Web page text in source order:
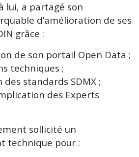
lui, a partagé son
d’amélioration de ses
grâce :
de son portail Open Data ;
techniques ;
des standards SDMX ;
des Experts
sollicité un
technique pour :